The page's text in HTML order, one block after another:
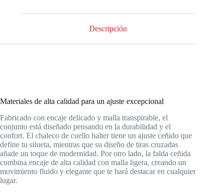
Descripción
Materiales de alta calidad para un ajuste excepcional
Fabricado con encaje delicado y malla transpirable, el
conjunto está diseñado pensando en la durabilidad y el
confort. El chaleco de cuello halter tiene un ajuste ceñido que
define tu silueta, mientras que su diseño de tiras cruzadas
añade un toque de modernidad. Por otro lado, la falda ceñida
combina encaje de alta calidad con malla ligera, creando un
movimiento fluido y elegante que te hará destacar en cualquier
lugar.